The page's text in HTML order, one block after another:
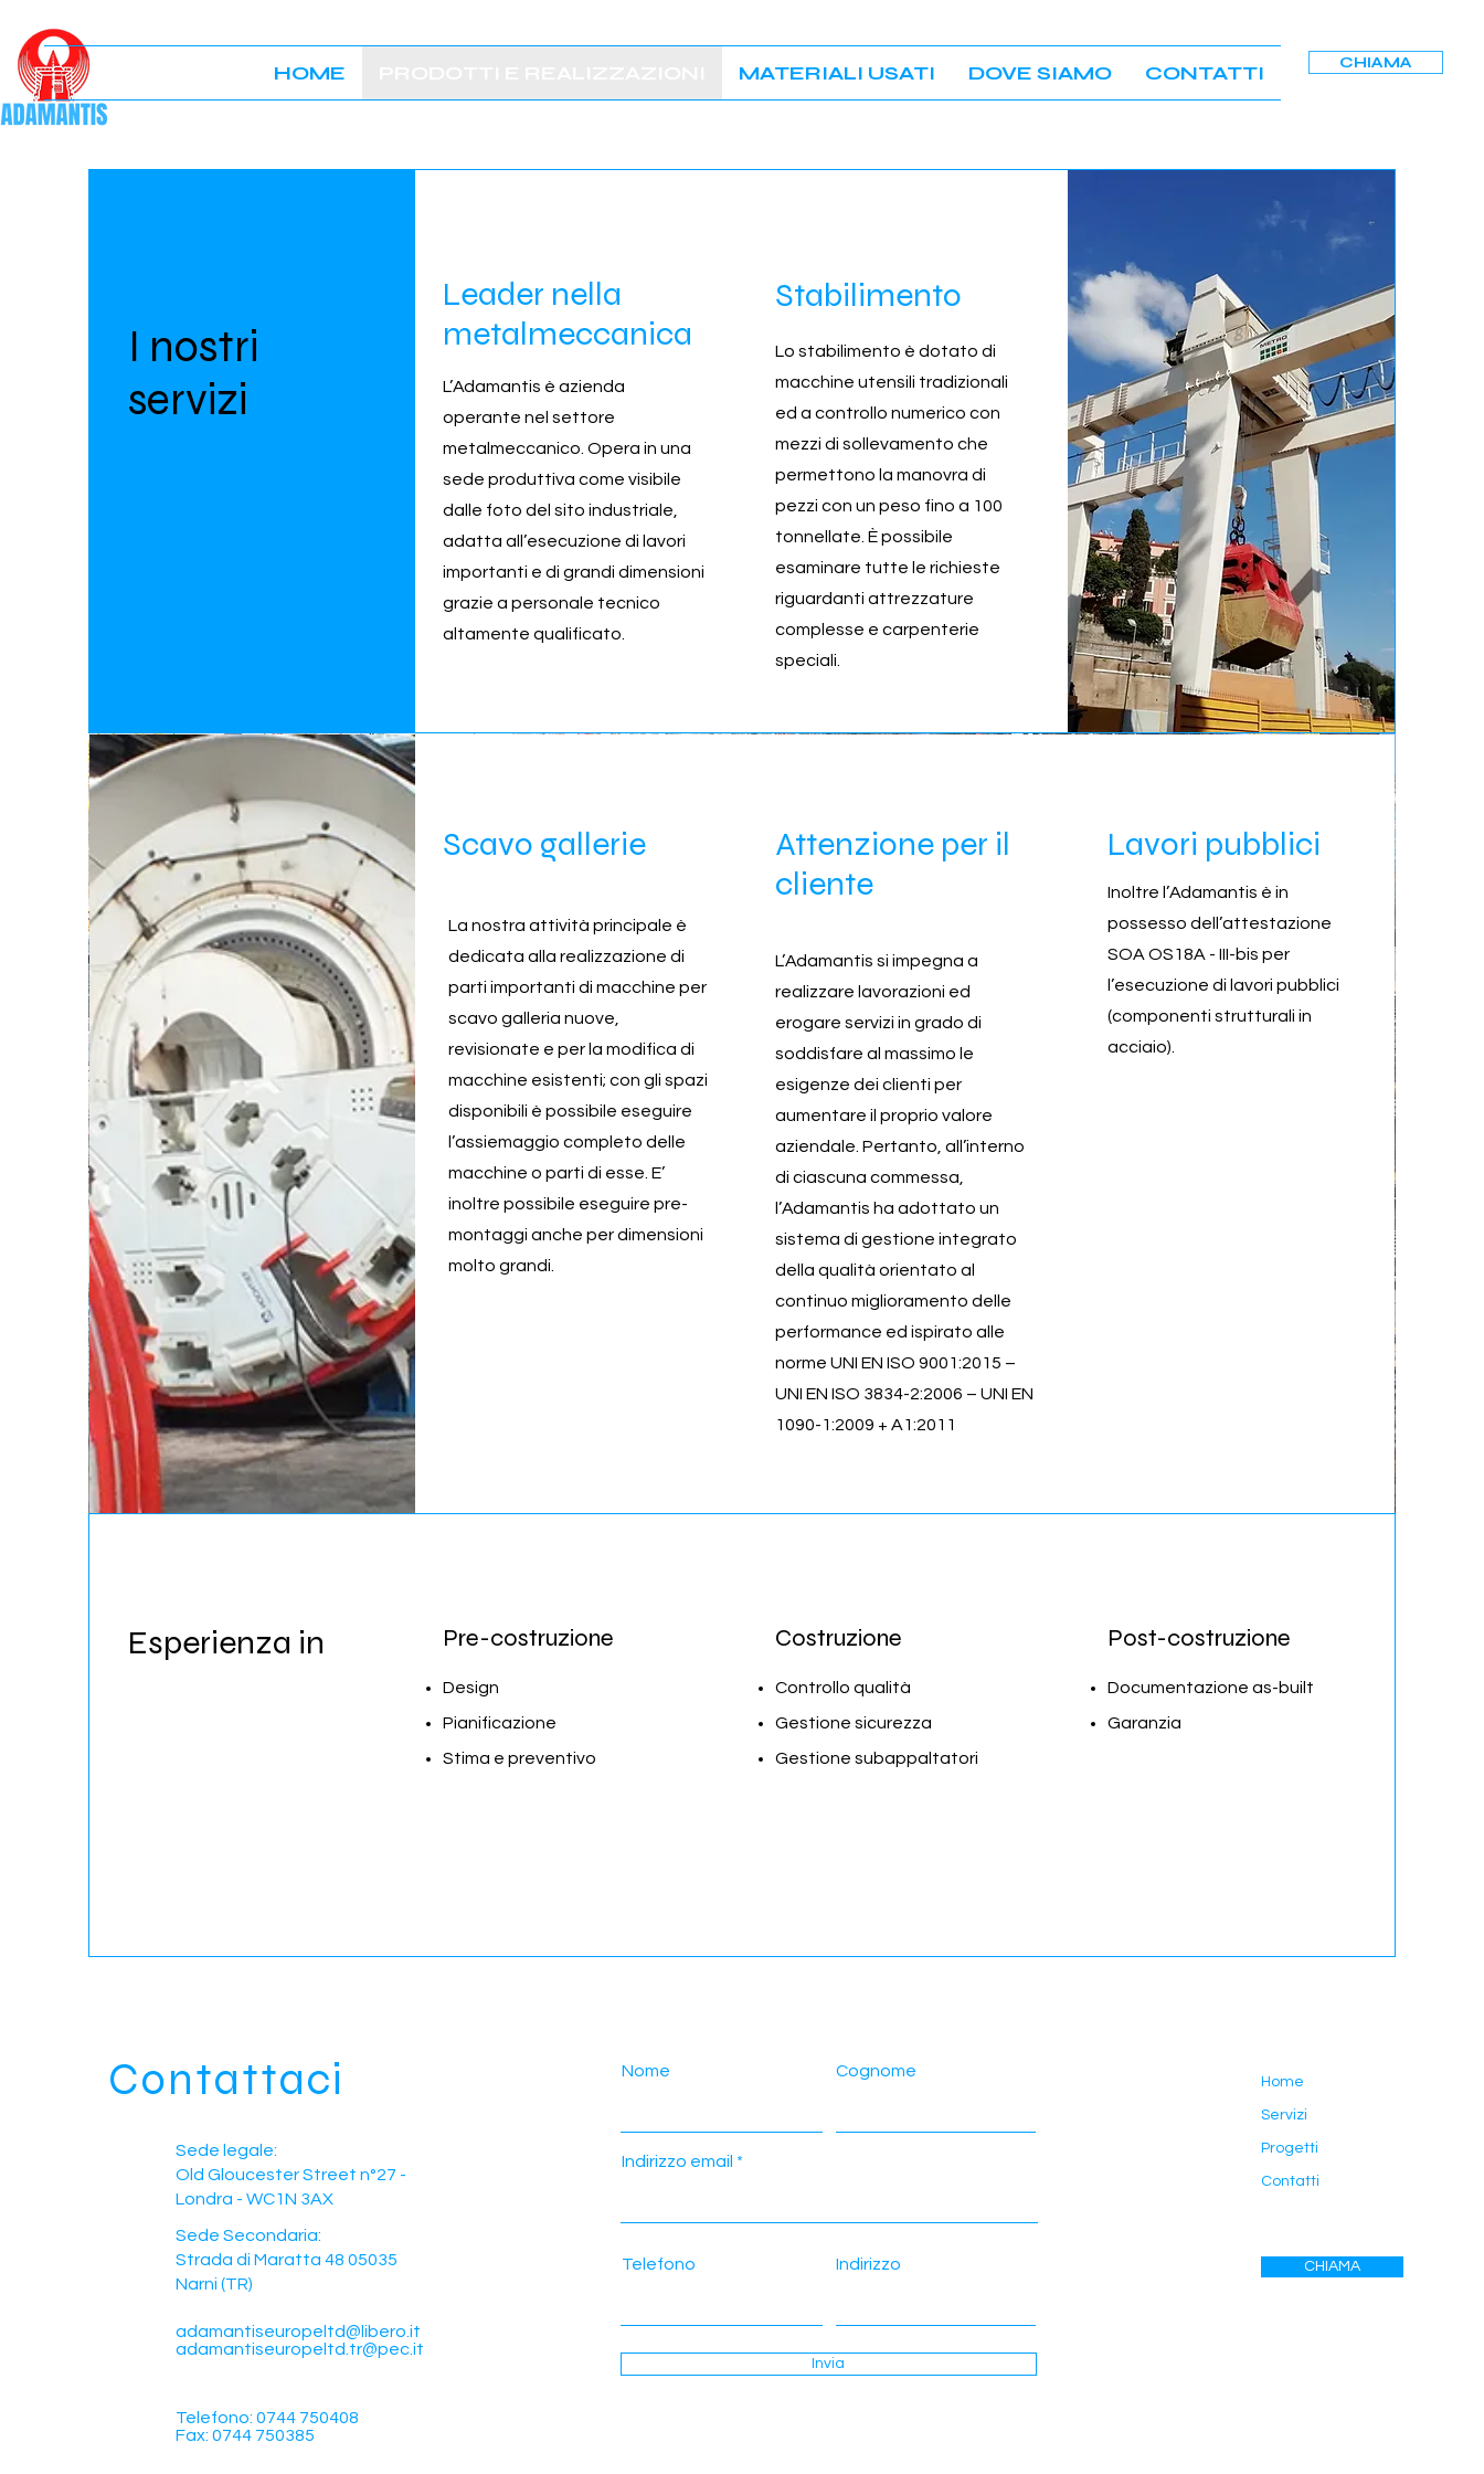
HOME MATERIALI USATI DOVE SIAMO CONTATTI CHIAMA
I nostri
servizi
Leader nella
metalmeccanica
L’Adamantis è azienda
operante nel settore
metalmeccanico. Opera in una
sede produttiva come visibile
dalle foto del sito industriale,
adatta all’esecuzione di lavori
importanti e di grandi dimensioni
grazie a personale tecnico
altamente qualificato.
Stabilimento
Lo stabilimento è dotato di
macchine utensili tradizionali
ed a controllo numerico con
mezzi di sollevamento che
permettono la manovra di
pezzi con un peso fino a 100
tonnellate. È possibile
esaminare tutte le richieste
riguardanti attrezzature
complesse e carpenterie
speciali.
Scavo gallerie
La nostra attività principale è
dedicata alla realizzazione di
parti importanti di macchine per
scavo galleria nuove,
revisionate e per la modifica di
macchine esistenti; con gli spazi
disponibili è possibile eseguire
l’assiemaggio completo delle
macchine o parti di esse. E’
inoltre possibile eseguire pre-
montaggi anche per dimensioni
molto grandi.
Attenzione per il
cliente
L’Adamantis si impegna a
realizzare lavorazioni ed
erogare servizi in grado di
soddisfare al massimo le
esigenze dei clienti per
aumentare il proprio valore
aziendale. Pertanto, all’interno
di ciascuna commessa,
l’Adamantis ha adottato un
sistema di gestione integrato
della qualità orientato al
continuo miglioramento delle
performance ed ispirato alle
norme UNI EN ISO 9001:2015 –
UNI EN ISO 3834-2:2006 – UNI EN
1090-1:2009 + A1:2011
Lavori pubblici
Inoltre l’Adamantis è in
possesso dell’attestazione
SOA OS18A - III-bis per
l’esecuzione di lavori pubblici
(componenti strutturali in
acciaio).
Esperienza in Pre-costruzione
Design
Pianificazione
Stima e preventivo
Costruzione
Controllo qualità
Gestione sicurezza
Gestione subappaltatori
Post-costruzione
Documentazione as-built
Garanzia
Contattaci
Sede legale:
Old Gloucester Street n°27 -
Londra - WC1N 3AX
Sede Secondaria:
Strada di Maratta 48 05035
Narni (TR)
adamantiseuropeltd@libero.it
adamantiseuropeltd.tr@pec.it
Telefono: 0744 750408
Fax: 0744 750385
Nome Cognome
Indirizzo email
Telefono Indirizzo
Invia
Home
Servizi
Progetti
Contatti
CHIAMA